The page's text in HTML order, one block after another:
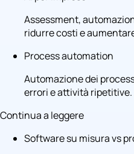
Assessment,
ridurre costi e
Process automation
Automazione dei
errori e attività ripetitive.
Continua a leggere
Software su misura vs